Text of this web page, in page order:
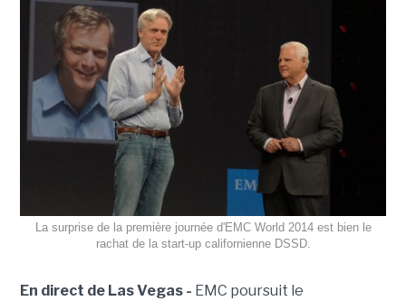
La surprise de la première journée d'EMC World 2014 est bien le
rachat de la start-up californienne DSSD.
En direct de Las Vegas - EMC poursuit le